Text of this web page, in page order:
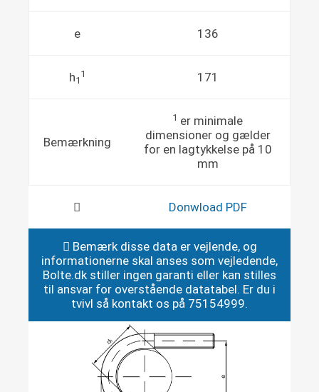
e 136
h1
1 171
Bemærkning
1 er minimale
dimensioner og gælder
for en lagtykkelse på 10
mm
Donwload PDF
Bemærk disse data er vejlende, og
informationerne skal anses som vejledende,
Bolte.dk stiller ingen garanti eller kan stilles
til ansvar for overstående datatabel. Er du i
tvivl så kontakt os på 75154999.